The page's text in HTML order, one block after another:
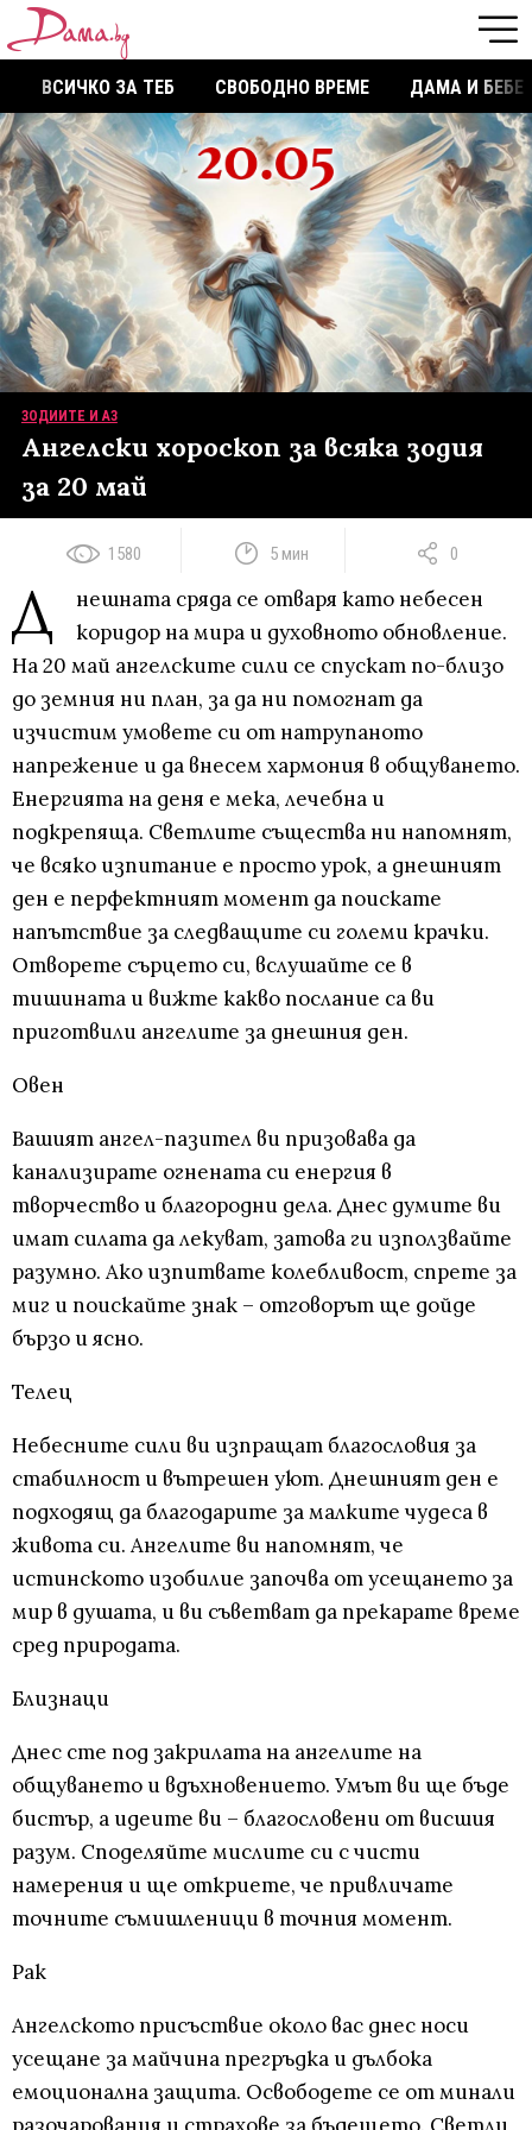
ВСИЧКО ЗА ТЕБ СВОБОДНО ВРЕМЕ ДАМА И БЕБЕ
ЗОДИИТЕ И АЗ
Ангелски хороскоп за всяка зодия
за 20 май
1580 5 мин 0
Д
нешната сряда се отваря като небесен
коридор на мира и духовното обновление.
На 20 май ангелските сили се спускат по-близо
до земния ни план, за да ни помогнат да
изчистим умовете си от натрупаното
напрежение и да внесем хармония в общуването.
Енергията на деня е мека, лечебна и
подкрепяща. Светлите същества ни напомнят,
че всяко изпитание е просто урок, а днешният
ден е перфектният момент да поискате
напътствие за следващите си големи крачки.
Отворете сърцето си, вслушайте се в
тишината и вижте какво послание са ви
приготвили ангелите за днешния ден.
Овен
Вашият ангел-пазител ви призовава да
канализирате огнената си енергия в
творчество и благородни дела. Днес думите ви
имат силата да лекуват, затова ги използвайте
разумно. Ако изпитвате колебливост, спрете за
миг и поискайте знак – отговорът ще дойде
бързо и ясно.
Телец
Небесните сили ви изпращат благословия за
стабилност и вътрешен уют. Днешният ден е
подходящ да благодарите за малките чудеса в
живота си. Ангелите ви напомнят, че
истинското изобилие започва от усещането за
мир в душата, и ви съветват да прекарате време
сред природата.
Близнаци
Днес сте под закрилата на ангелите на
общуването и вдъхновението. Умът ви ще бъде
бистър, а идеите ви – благословени от висшия
разум. Споделяйте мислите си с чисти
намерения и ще откриете, че привличате
точните съмишленици в точния момент.
Рак
Ангелското присъствие около вас днес носи
усещане за майчина прегръдка и дълбока
емоционална защита. Освободете се от минали